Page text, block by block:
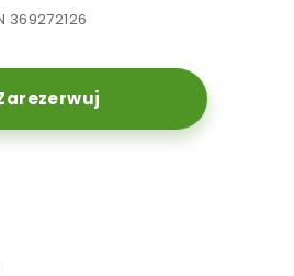
369272126